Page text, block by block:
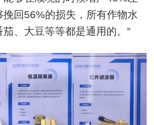
挽回56%的损失，所有作物水
、大豆等等都是通用的。”